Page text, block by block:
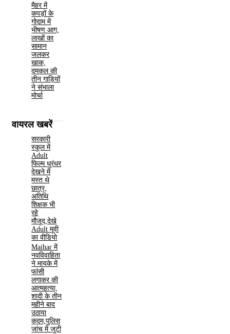
मैहर में
कपड़ों के
गोदाम में
भीषण आग,
लाखों का
सामान
जलकर
खाक,
दमकल की
तीन गाड़ियों
ने संभाला
मोर्चा
वायरल खबरें
सरकारी
स्कूल में
Adult
फिल्म धुरंधर
देखने में
मस्त थे
छात्र,
अतिथि
शिक्षक भी
रहे
मौजूद,देखे
Adult मूवी
का वीडियो
Maihar में
नवविवाहिता
ने मायके में
फांसी
लगाकर की
आत्महत्या,
शादी के तीन
महीने बाद
उठाया
कदम,पुलिस
जांच में जुटी